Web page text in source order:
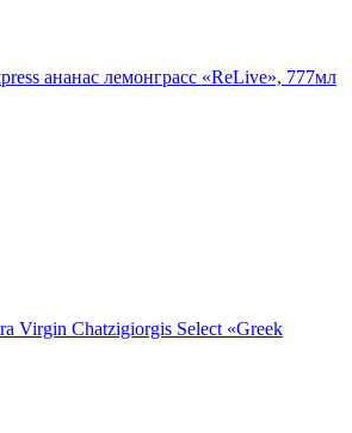
ананас лемонграсс «ReLive», 777мл
Virgin Chatzigiorgis Select «Greek